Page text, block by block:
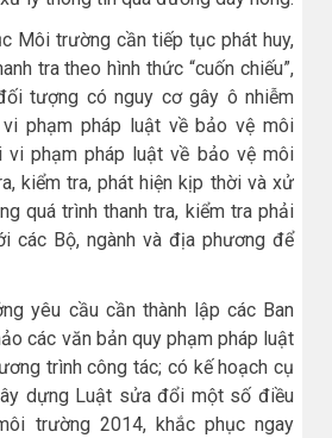
Môi trường cần tiếp tục phát huy,
tra theo hình thức “cuốn chiếu”,
tượng có nguy cơ gây ô nhiễm
phạm pháp luật về bảo vệ môi
vi phạm pháp luật về bảo vệ môi
kiểm tra, phát hiện kịp thời và xử
quá trình thanh tra, kiểm tra phải
các Bộ, ngành và địa phương để
yêu cầu cần thành lập các Ban
các văn bản quy phạm pháp luật
trình công tác; có kế hoạch cụ
dựng Luật sửa đổi một số điều
trường 2014, khắc phục ngay